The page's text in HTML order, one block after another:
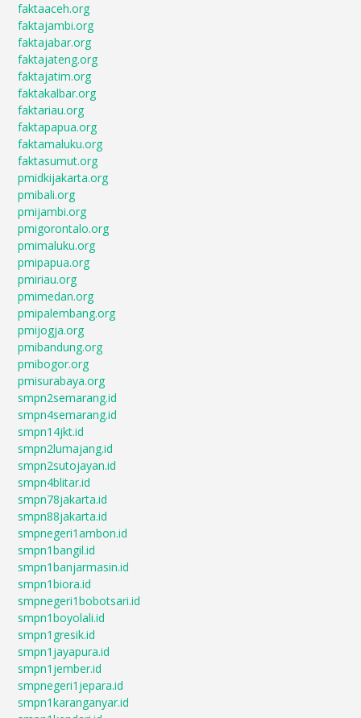
faktaaceh.org
faktajambi.org
faktajabar.org
faktajateng.org
faktajatim.org
faktakalbar.org
faktariau.org
faktapapua.org
faktamaluku.org
faktasumut.org
pmidkijakarta.org
pmibali.org
pmijambi.org
pmigorontalo.org
pmimaluku.org
pmipapua.org
pmiriau.org
pmimedan.org
pmipalembang.org
pmijogja.org
pmibandung.org
pmibogor.org
pmisurabaya.org
smpn2semarang.id
smpn4semarang.id
smpn14jkt.id
smpn2lumajang.id
smpn2sutojayan.id
smpn4blitar.id
smpn78jakarta.id
smpn88jakarta.id
smpnegeri1ambon.id
smpn1bangil.id
smpn1banjarmasin.id
smpn1biora.id
smpnegeri1bobotsari.id
smpn1boyolali.id
smpn1gresik.id
smpn1jayapura.id
smpn1jember.id
smpnegeri1jepara.id
smpn1karanganyar.id